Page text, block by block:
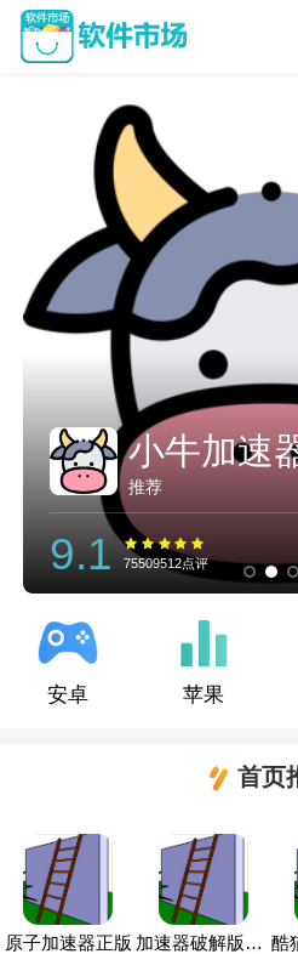
小牛加速
推荐
9.1 75509512点评
安卓 苹果
首页
原子加速器正版 加速器破解版永久免费